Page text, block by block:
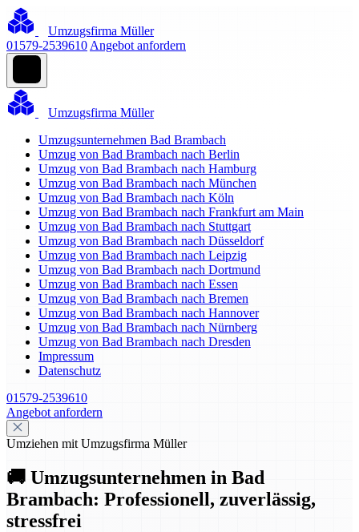
Umzugsfirma Müller
01579-2539610 Angebot anfordern
Umzugsfirma Müller
Umzugsunternehmen Bad Brambach
Umzug von Bad Brambach nach Berlin
Umzug von Bad Brambach nach Hamburg
Umzug von Bad Brambach nach München
Umzug von Bad Brambach nach Köln
Umzug von Bad Brambach nach Frankfurt am Main
Umzug von Bad Brambach nach Stuttgart
Umzug von Bad Brambach nach Düsseldorf
Umzug von Bad Brambach nach Leipzig
Umzug von Bad Brambach nach Dortmund
Umzug von Bad Brambach nach Essen
Umzug von Bad Brambach nach Bremen
Umzug von Bad Brambach nach Hannover
Umzug von Bad Brambach nach Nürnberg
Umzug von Bad Brambach nach Dresden
Impressum
Datenschutz
01579-2539610
Angebot anfordern
Umziehen mit Umzugsfirma Müller
🚚 Umzugsunternehmen in Bad
Brambach: Professionell, zuverlässig,
stressfrei